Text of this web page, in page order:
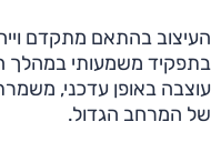
העיצוב בהתאם מתקדם
בתפקיד משמעותי במהלך
עוצבה באופן עדכני,
של המרחב הגדול.